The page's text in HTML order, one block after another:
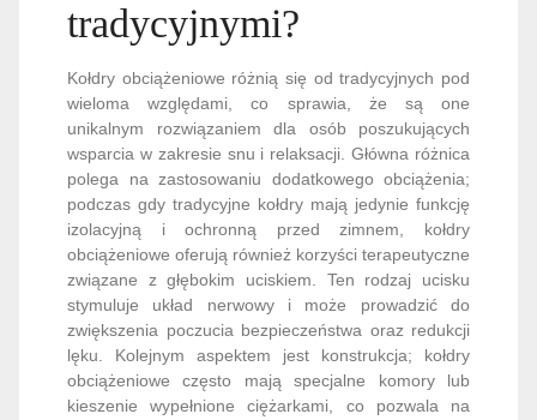
tradycyjnymi?
Kołdry obciążeniowe różnią się od tradycyjnych pod
wieloma względami, co sprawia, że są one
unikalnym rozwiązaniem dla osób poszukujących
wsparcia w zakresie snu i relaksacji. Główna różnica
polega na zastosowaniu dodatkowego obciążenia;
podczas gdy tradycyjne kołdry mają jedynie funkcję
izolacyjną i ochronną przed zimnem, kołdry
obciążeniowe oferują również korzyści terapeutyczne
związane z głębokim uciskiem. Ten rodzaj ucisku
stymuluje układ nerwowy i może prowadzić do
zwiększenia poczucia bezpieczeństwa oraz redukcji
lęku. Kolejnym aspektem jest konstrukcja; kołdry
obciążeniowe często mają specjalne komory lub
kieszenie wypełnione ciężarkami, co pozwala na